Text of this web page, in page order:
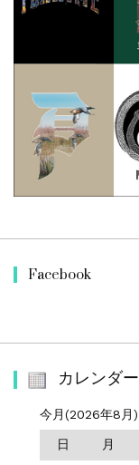
Facebook
カレンダー
今月(2026年8月)
日 月